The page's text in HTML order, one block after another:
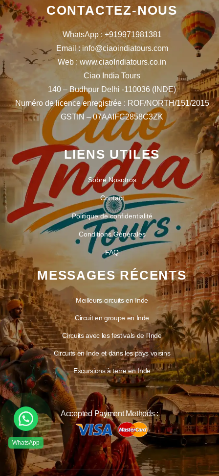
CONTACTEZ-NOUS
WhatsApp : +919971981381
Email : info@ciaoindiatours.com
Web : www.ciaoIndiatours.co.in
Ciao India Tours
140 – Budhpur Delhi -110036 (INDE)
Numéro de licence enregistrée : ROF/NORTH/151/2015
GSTIN – 07AAIFC2858C3ZK
LIENS UTILES
Sobre Nosotros
Contact
Politique de confidentialité
Conditions Générales
FAQ
MESSAGES RÉCENTS
Meilleurs circuits en Inde
Circuit en groupe en Inde
Circuits avec les festivals de l’Inde
Circuits en Inde et dans les pays voisins
Excursions à terre en Inde
Accepted Payment Methods :